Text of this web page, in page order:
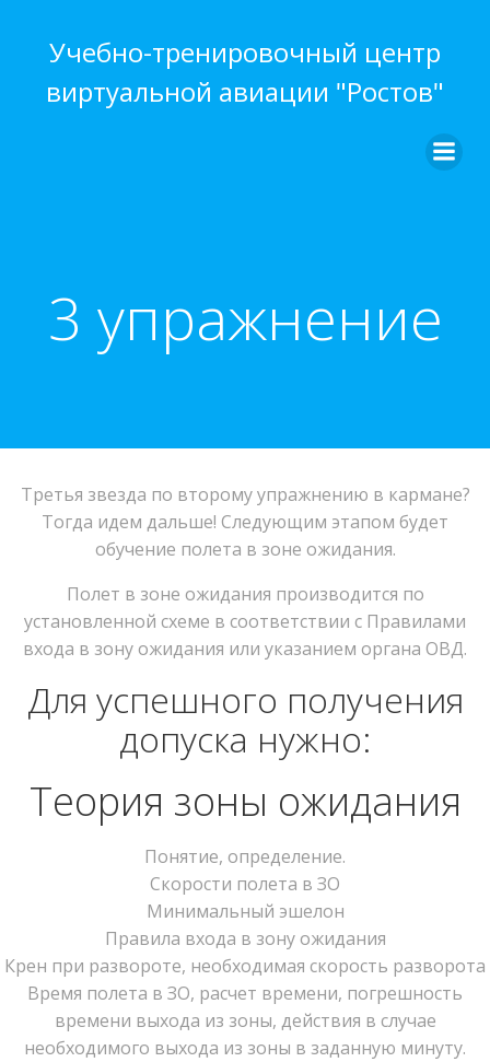
содержимому
Учебно-тренировочный центр
виртуальной авиации "Ростов"
3 упражнение
Третья звезда по второму упражнению в кармане?
Тогда идем дальше! Следующим этапом будет
обучение полета в зоне ожидания.
Полет в зоне ожидания производится по
установленной схеме в соответствии с Правилами
входа в зону ожидания или указанием органа ОВД.
Для успешного получения
допуска нужно:
Теория зоны ожидания
Понятие, определение.
Скорости полета в ЗО
Минимальный эшелон
Правила входа в зону ожидания
Крен при развороте, необходимая скорость разворота
Время полета в ЗО, расчет времени, погрешность
времени выхода из зоны, действия в случае
необходимого выхода из зоны в заданную минуту.